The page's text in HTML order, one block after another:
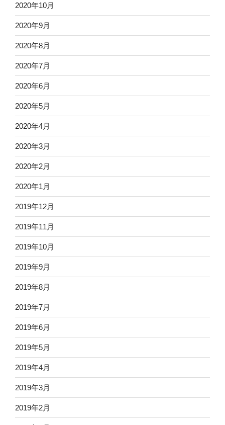
2020年10月
2020年9月
2020年8月
2020年7月
2020年6月
2020年5月
2020年4月
2020年3月
2020年2月
2020年1月
2019年12月
2019年11月
2019年10月
2019年9月
2019年8月
2019年7月
2019年6月
2019年5月
2019年4月
2019年3月
2019年2月